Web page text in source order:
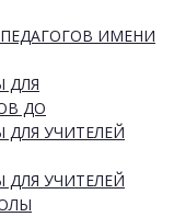
ИМЕНИ
ДЛЯ
ДО
ДЛЯ УЧИТЕЛЕЙ
ДЛЯ УЧИТЕЛЕЙ